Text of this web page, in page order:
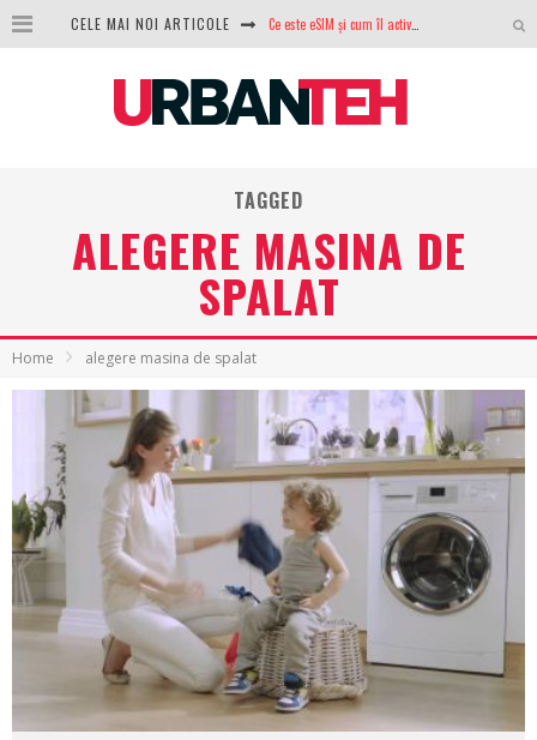
CELE MAI NOI ARTICOLE
TAGGED
ALEGERE MASINA DE
SPALAT
Home alegere masina de spalat